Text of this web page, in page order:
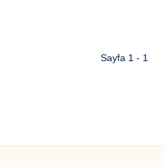
Sayfa 1 - 1